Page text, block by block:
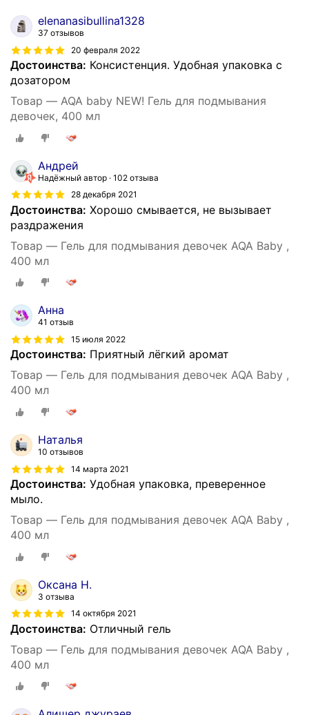
elenanasibullina1328
37 отзывов
20 февраля 2022
Достоинства: Консистенция. Удобная упаковка с
дозатором
Товар — AQA baby NEW! Гель для подмывания
девочек, 400 мл
Андрей
Надёжный автор 102 отзыва
28 декабря 2021
Достоинства: Хорошо смывается, не вызывает
раздражения
Товар — Гель для подмывания девочек AQA Baby ,
400 мл
Анна
41 отзыв
15 июля 2022
Достоинства: Приятный лёгкий аромат
Товар — Гель для подмывания девочек AQA Baby ,
400 мл
Наталья
10 отзывов
14 марта 2021
Достоинства: Удобная упаковка, преверенное
мыло.
Товар — Гель для подмывания девочек AQA Baby ,
400 мл
Оксана Н.
3 отзыва
14 октября 2021
Достоинства: Отличный гель
Товар — Гель для подмывания девочек AQA Baby ,
400 мл